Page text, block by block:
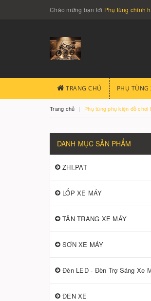
Chào mừng bạn tới Phụ tùng chính
TRANG CHỦ PHỤ TÙNG
Trang chủ Phụ tùng phụ kiện đồ chơi
DANH MỤC SẢN PHẨM
ZHI.PAT
LỐP XE MÁY
TÂN TRANG XE MÁY
SƠN XE MÁY
Đèn LED - Đèn Trợ Sáng Xe
ĐÈN XE